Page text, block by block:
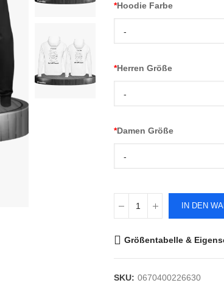
*Hoodie Farbe
-
*Herren Größe
-
*Damen Größe
-
IN DEN
Größentabelle &
SKU: 0670400226630